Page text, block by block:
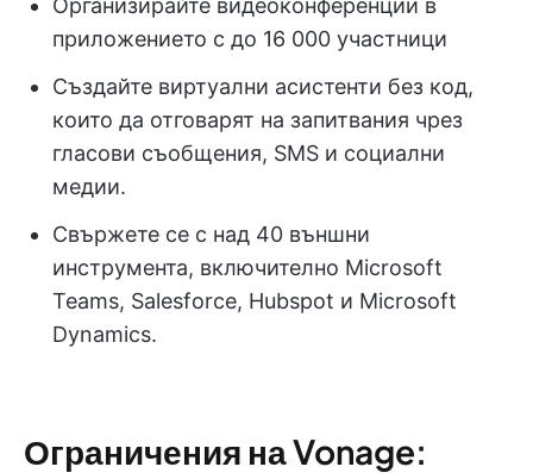
приложението с до 16 000 участници
Създайте виртуални асистенти без код,
които да отговарят на запитвания чрез
гласови съобщения, SMS и социални
медии.
Свържете се с над 40 външни
инструмента, включително Microsoft
Teams, Salesforce, Hubspot и Microsoft
Dynamics.
Ограничения на Vonage: